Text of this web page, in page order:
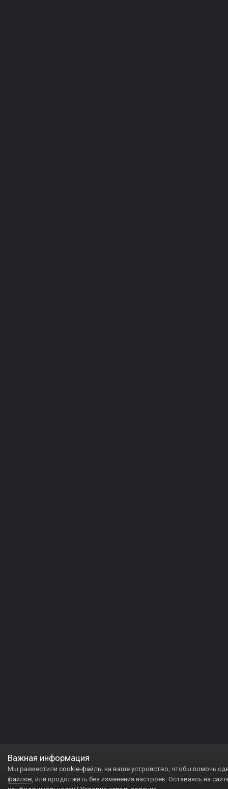
Важная информация
Мы разместили cookie-файлы на ваше устройство, чтобы помочь
файлов, или продолжить без изменения настроек. Оставаясь на